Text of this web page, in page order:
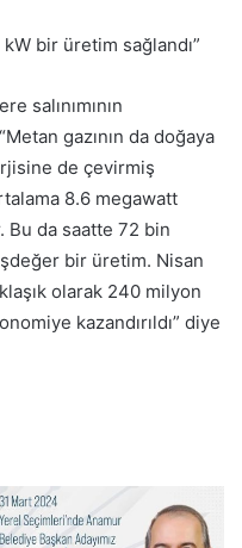
bir üretim sağlandı”
salınımının
gazının da doğaya
de çevirmiş
8.6 megawatt
da saatte 72 bin
bir üretim. Nisan
olarak 240 milyon
kazandırıldı” diye